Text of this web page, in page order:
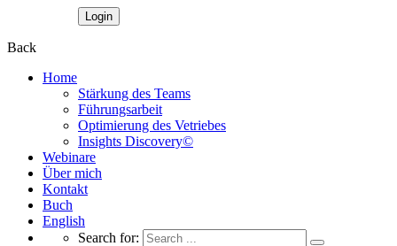
Back
Home
Stärkung des Teams
Führungsarbeit
Optimierung des Vetriebes
Insights Discovery©
Webinare
Über mich
Kontakt
Buch
English
Search for: